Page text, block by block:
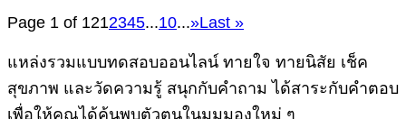
Page 1 of 1212345...10...»Last »
แหล่งรวมแบบทดสอบออนไลน์ ทายใจ ทายนิสัย เช็ค
สุขภาพ และวัดความรู้ สนุกกับคำถาม ได้สาระกับคำตอบ
เพื่อให้คุณได้ค้นพบตัวตนในมุมมองใหม่ ๆ